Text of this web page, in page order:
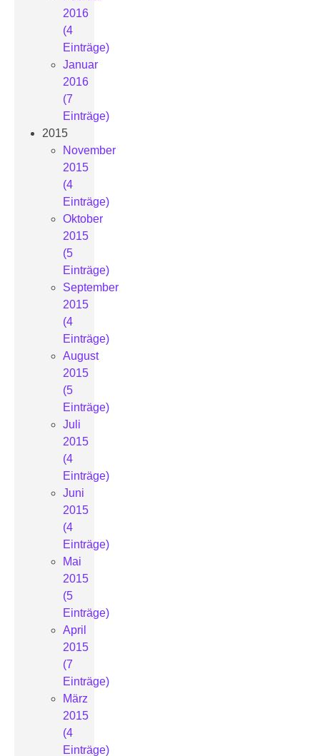
2016
(4
Einträge)
Januar
2016
(7
Einträge)
2015
November
2015
(4
Einträge)
Oktober
2015
(5
Einträge)
September
2015
(4
Einträge)
August
2015
(5
Einträge)
Juli
2015
(4
Einträge)
Juni
2015
(4
Einträge)
Mai
2015
(5
Einträge)
April
2015
(7
Einträge)
März
2015
(4
Einträge)